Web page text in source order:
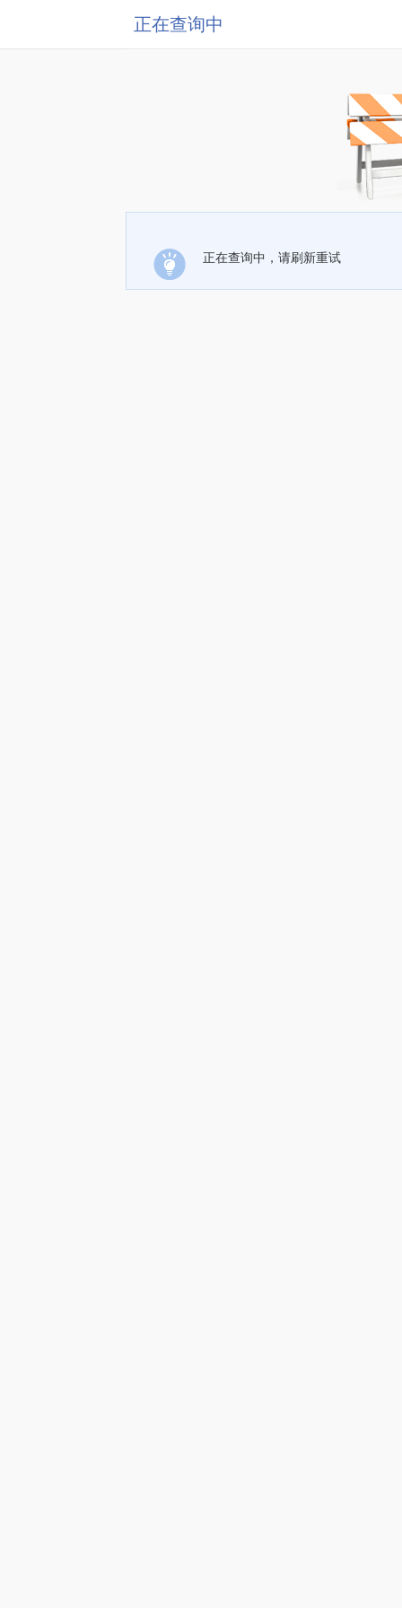
正在查询中
正在查询中，请刷新重试